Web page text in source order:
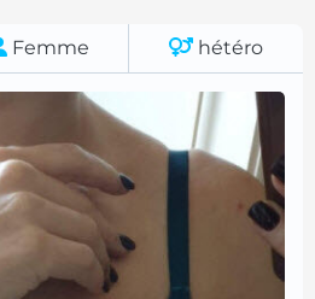
Femme hétéro